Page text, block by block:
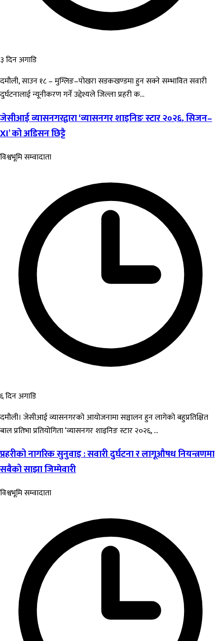
३ दिन अगाडि
दमौली, साउन १८ – मुग्लिङ–पोखरा सडकखण्डमा हुन सक्ने सम्भावित सवारी
दुर्घटनालाई न्यूनीकरण गर्ने उद्देश्यले जिल्ला प्रहरी क...
जेसीआई व्यासनगरद्वारा ‘व्यासनगर शाइनिङ स्टार २०२६, सिजन–
XI’ को अडिसन छिट्टै
विश्वभूमि सम्वादाता
६ दिन अगाडि
दमौली। जेसीआई व्यासनगरको आयोजनामा सञ्चालन हुन लागेको बहुप्रतिक्षित
बाल प्रतिभा प्रतियोगिता ‘व्यासनगर शाइनिङ स्टार २०२६, ...
प्रहरीको नागरिक सुनुवाइ : सवारी दुर्घटना र लागूऔषध नियन्त्रणमा
सबैको साझा जिम्मेवारी
विश्वभूमि सम्वादाता